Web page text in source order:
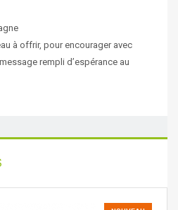
à offrir, pour encourager avec
rempli d’espérance au